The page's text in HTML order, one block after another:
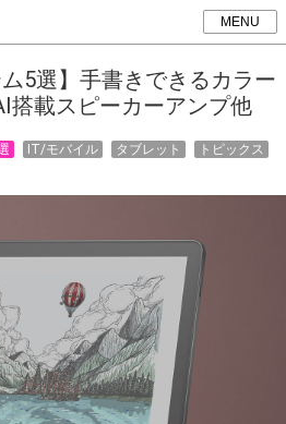
MENU
ム5選】手書きできるカラー
搭載スピーカーアンプ他
トピックス
タブレット
IT/モバイル